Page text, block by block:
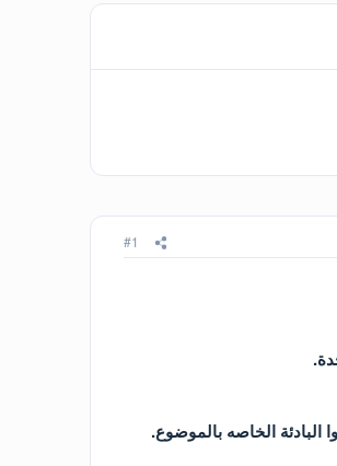
#1
الخاصه بالموضوع.